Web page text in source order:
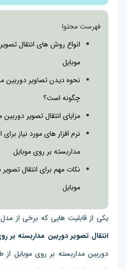
فهرست محتوا
انواع روش های انتقال
موبایل
نحوه دیدن تصاویر دوربین
چگونه است؟
مزایای انتقال تصویر
نرم افزار های مورد نیاز
مداربسته بر روی موبایل
نکات مهم برای انتقال
موبایل
یکی از قابلیت هایی که برخی از
انتقال تصویر دوربین مداربسته بر